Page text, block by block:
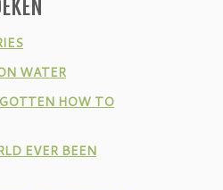
WATER
HOW TO
EVER BEEN